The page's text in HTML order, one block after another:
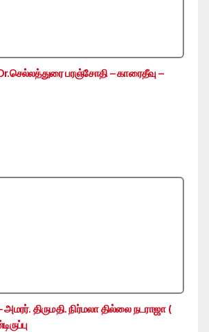
பரஞ்சோதி – காரைதீவு –
திருமதி. நிர்மலா தில்லை நடராஜா (